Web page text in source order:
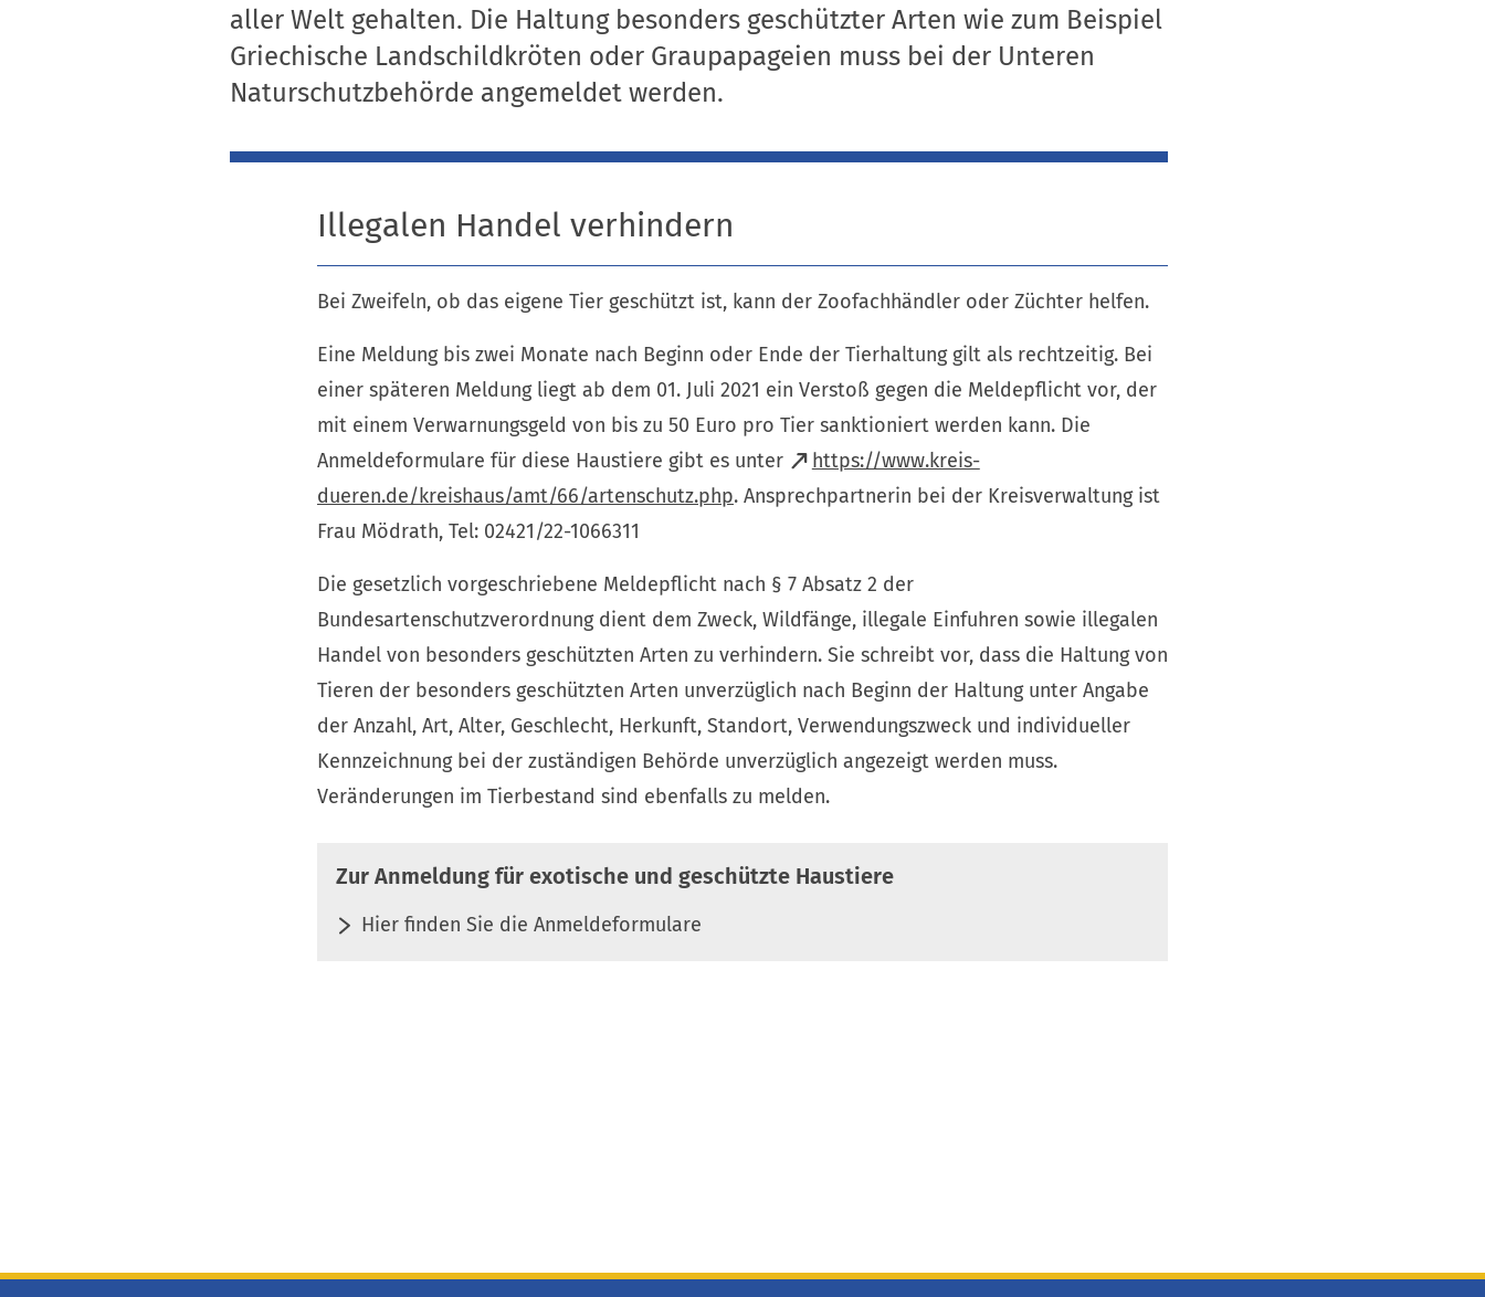
aller Welt gehalten. Die Haltung besonders geschützter Arten wie zum Beispiel
Griechische Landschildkröten oder Graupapageien muss bei der Unteren
Naturschutzbehörde angemeldet werden.
Illegalen Handel verhindern
Bei Zweifeln, ob das eigene Tier geschützt ist, kann der Zoofachhändler oder Züchter helfen.
Eine Meldung bis zwei Monate nach Beginn oder Ende der Tierhaltung gilt als rechtzeitig. Bei
einer späteren Meldung liegt ab dem 01. Juli 2021 ein Verstoß gegen die Meldepflicht vor, der
mit einem Verwarnungsgeld von bis zu 50 Euro pro Tier sanktioniert werden kann. Die
Anmeldeformulare für diese Haustiere gibt es unter
https://www.kreis-
dueren.de/kreishaus/amt/66/artenschutz.php. Ansprechpartnerin bei der Kreisverwaltung ist
Frau Mödrath, Tel: 02421/22-1066311
Die gesetzlich vorgeschriebene Meldepflicht nach § 7 Absatz 2 der
Bundesartenschutzverordnung dient dem Zweck, Wildfänge, illegale Einfuhren sowie illegalen
Handel von besonders geschützten Arten zu verhindern. Sie schreibt vor, dass die Haltung von
Tieren der besonders geschützten Arten unverzüglich nach Beginn der Haltung unter Angabe
der Anzahl, Art, Alter, Geschlecht, Herkunft, Standort, Verwendungszweck und individueller
Kennzeichnung bei der zuständigen Behörde unverzüglich angezeigt werden muss.
Veränderungen im Tierbestand sind ebenfalls zu melden.
Zur Anmeldung für exotische und geschützte Haustiere
Hier finden Sie die Anmeldeformulare